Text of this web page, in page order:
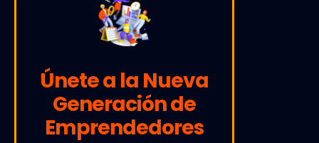
Únete a la Nueva
Generación de
Emprendedores